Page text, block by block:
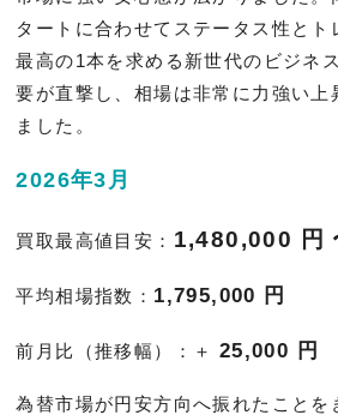
タートに合わせてステータス性とト
最高の1本を求める新世代のビジネ
要が直撃し、相場は非常に力強い上
ました。
2026年3月
買取最高値目安： 1,480,000 円
平均相場指数： 1,795,000 円
前月比（推移幅）：＋ 25,000 円
為替市場が円安方向へ振れたことを